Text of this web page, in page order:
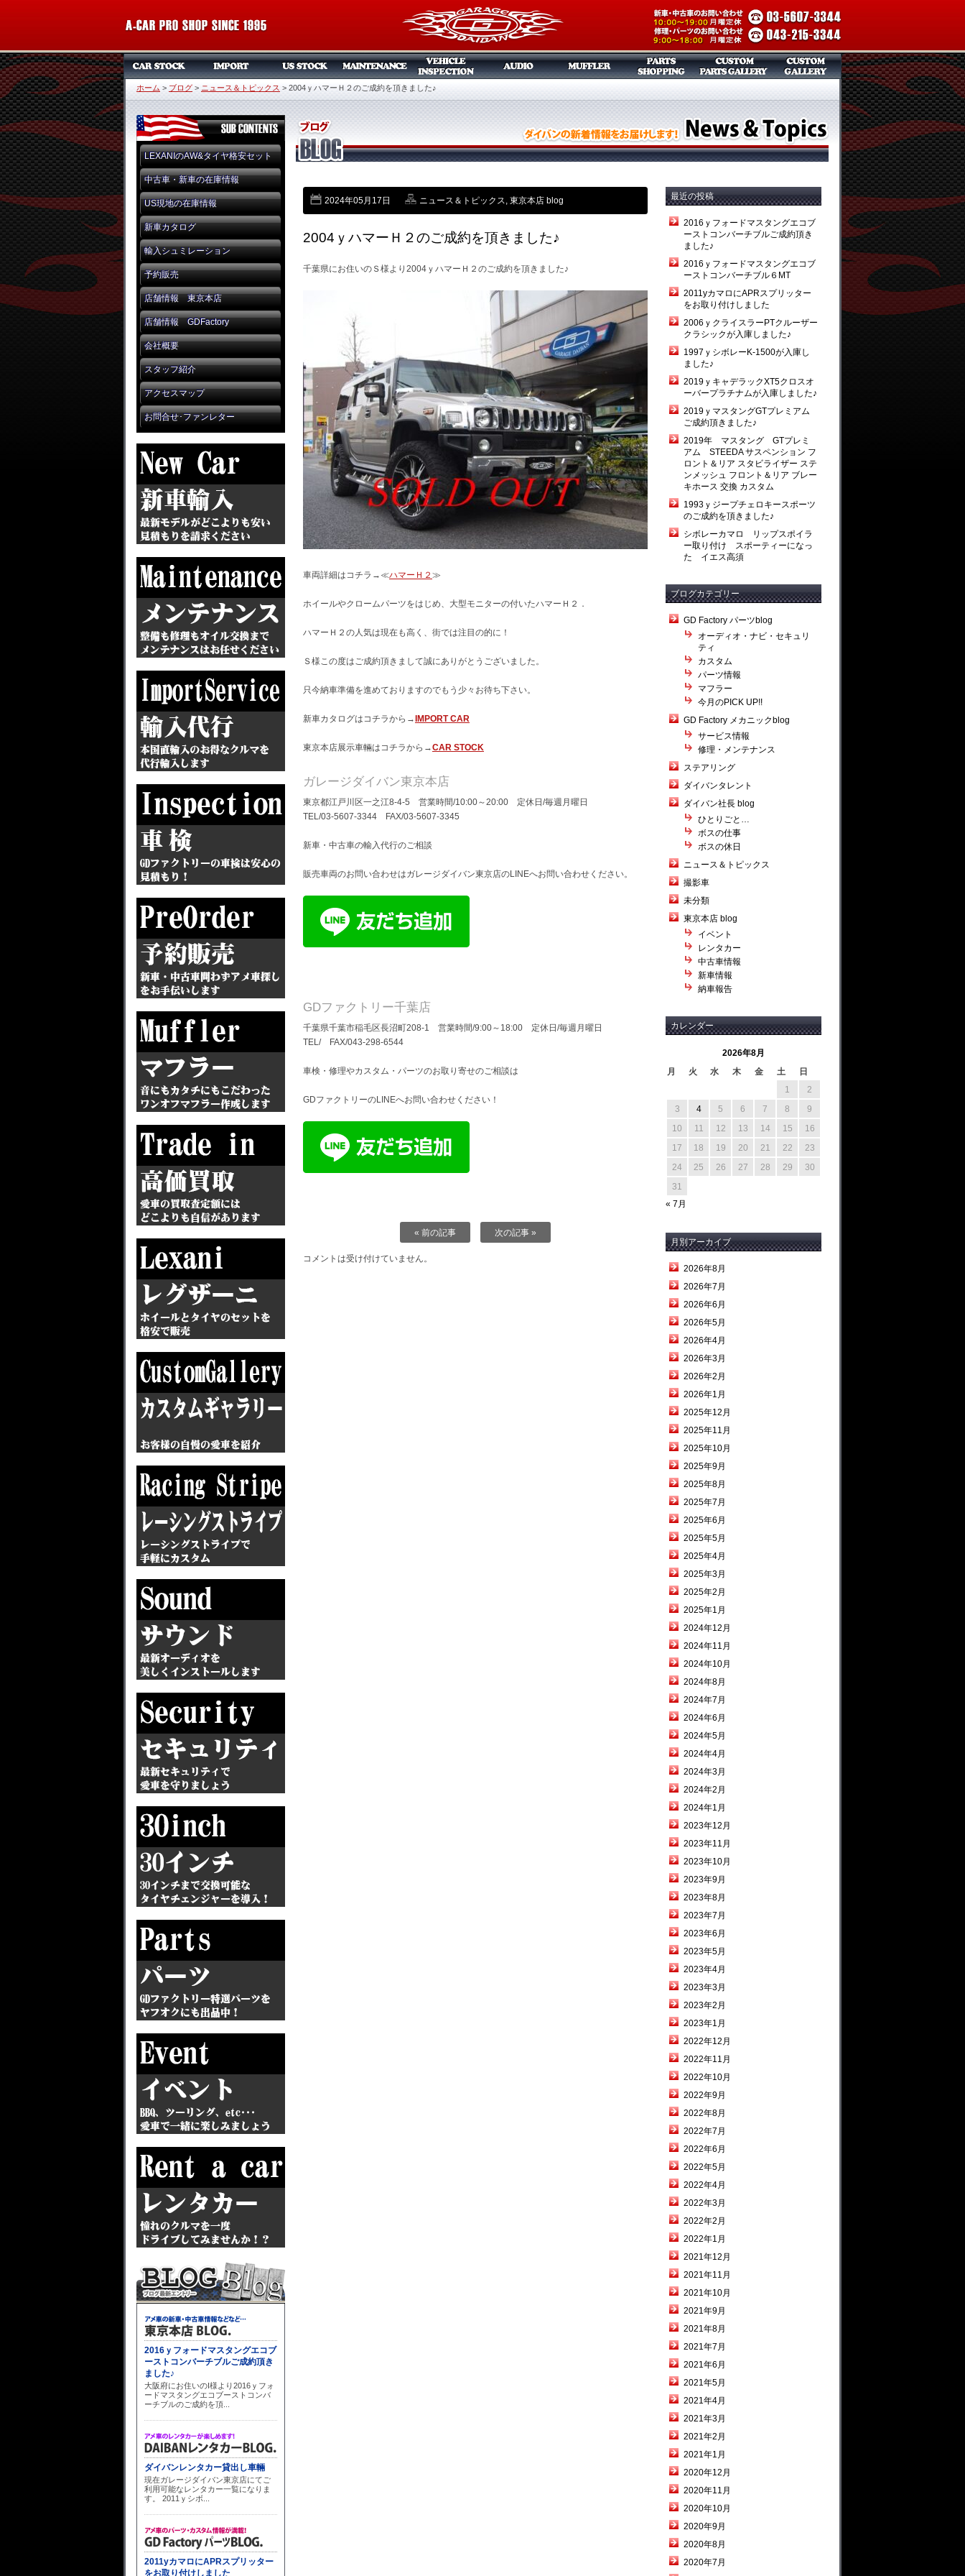
ホーム > ブログ > ニュース＆トピックス > 2004ｙハマーＨ２のご成約を頂きました♪
LEXANIのAW&タイヤ格安セット
中古車・新車の在庫情報
US現地の在庫情報
新車カタログ
輸入シュミレーション
予約販売
店舗情報 東京本店
店舗情報 GDFactory
会社概要
スタッフ紹介
アクセスマップ
お問合せ･ファンレター
2024年05月17日 ニュース＆トピックス, 東京本店 blog
2004ｙハマーＨ２のご成約を頂きました♪
千葉県にお住いのＳ様より2004ｙハマーＨ２のご成約を頂きました♪
車両詳細はコチラ→≪ハマーＨ２ ≫
ホイールやクロームパーツをはじめ、大型モニターの付いたハマーＨ２．
ハマーＨ２の人気は現在も高く、街では注目の的に！
Ｓ様この度はご成約頂きまして誠にありがとうございました。
只今納車準備を進めておりますのでもう少々お待ち下さい。
新車カタログはコチラから→ IMPORT CAR
東京本店展示車輛はコチラから→CAR STOCK
ガレージダイバン東京本店
東京都江戸川区一之江8-4-5 営業時間/10:00～20:00 定休日/毎週月曜日
TEL/03-5607-3344 FAX/03-5607-3345
新車・中古車の輸入代行のご相談
販売車両のお問い合わせはガレージダイバン東京店のLINEへお問い合わせください。
GDファクトリー千葉店
千葉県千葉市稲毛区長沼町208-1 営業時間/9:00～18:00 定休日/毎週月曜日
TEL/ FAX/043-298-6544
車検・修理やカスタム・パーツのお取り寄せのご相談は
GDファクトリーのLINEへお問い合わせください！
« 前の記事 次の記事 »
コメントは受け付けていません。
最近の投稿
2016ｙフォードマスタングエコブ
ーストコンバーチブルご成約頂き
ました♪
2016ｙフォードマスタングエコブ
ーストコンバーチブル６MT
2011yカマロにAPRスプリッター
をお取り付けしました
2006ｙクライスラーPTクルーザー
クラシックが入庫しました♪
1997ｙシボレーK-1500が入庫し
ました♪
2019ｙキャデラックXT5クロスオ
ーバープラチナムが入庫しました♪
2019ｙマスタングGTプレミアム
ご成約頂きました♪
2019年 マスタング GTプレミ
アム STEEDA サスペンション フ
ロント＆リア スタビライザー ステ
ンメッシュ フロント＆リア ブレー
キホース 交換 カスタム
1993ｙジープチェロキースポーツ
のご成約を頂きました♪
シボレーカマロ リップスポイラ
ー取り付け スポーティーになっ
た イエス高須
ブログカテゴリー
GD Factory パーツblog
オーディオ・ナビ・セキュリ
ティ
カスタム
パーツ情報
マフラー
今月のPICK UP!!
GD Factory メカニックblog
サービス情報
修理・メンテナンス
ステアリング
ダイバンタレント
ダイバン社長 blog
ひとりごと…
ボスの仕事
ボスの休日
ニュース＆トピックス
撮影車
未分類
東京本店 blog
イベント
レンタカー
中古車情報
新車情報
納車報告
カレンダー
2026年8月
月
火 水 木 金 土
日
1
2
3
4 5 6 7 8
9
10
11 12 13 14 15
16
17
18 19 20 21 22
23
24
25 26 27 28 29
30
31
« 7月
月別アーカイブ
2026年8月
2026年7月
2026年6月
2026年5月
2026年4月
2026年3月
2026年2月
2026年1月
2025年12月
2025年11月
2025年10月
2025年9月
2025年8月
2025年7月
2025年6月
2025年5月
2025年4月
2025年3月
2025年2月
2025年1月
2024年12月
2024年11月
2024年10月
2024年8月
2024年7月
2024年6月
2024年5月
2024年4月
2024年3月
2024年2月
2024年1月
2023年12月
2023年11月
2023年10月
2023年9月
2023年8月
2023年7月
2023年6月
2023年5月
2023年4月
2023年3月
2023年2月
2023年1月
2022年12月
2022年11月
2022年10月
2022年9月
2022年8月
2022年7月
2022年6月
2022年5月
2022年4月
2022年3月
2022年2月
2022年1月
2021年12月
2021年11月
2021年10月
2021年9月
2021年8月
2021年7月
2021年6月
2021年5月
2021年4月
2021年3月
2021年2月
2021年1月
2020年12月
2020年11月
2020年10月
2020年9月
2020年8月
2020年7月